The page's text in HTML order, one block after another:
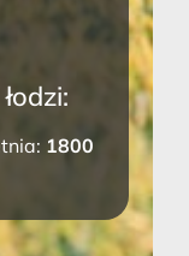
1800